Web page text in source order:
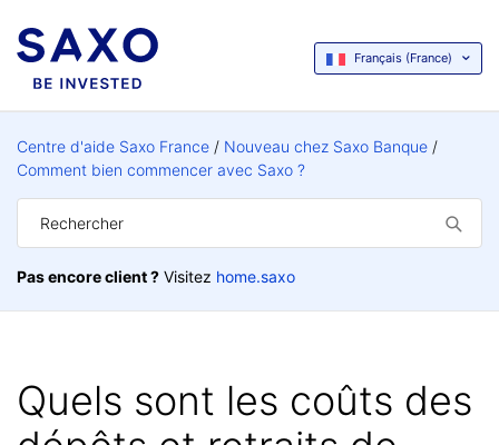
Français (France)
Centre d'aide Saxo France
Nouveau chez Saxo Banque
Comment bien commencer avec Saxo ?
Pas encore client ? Visitez home.saxo
Quels sont les coûts des